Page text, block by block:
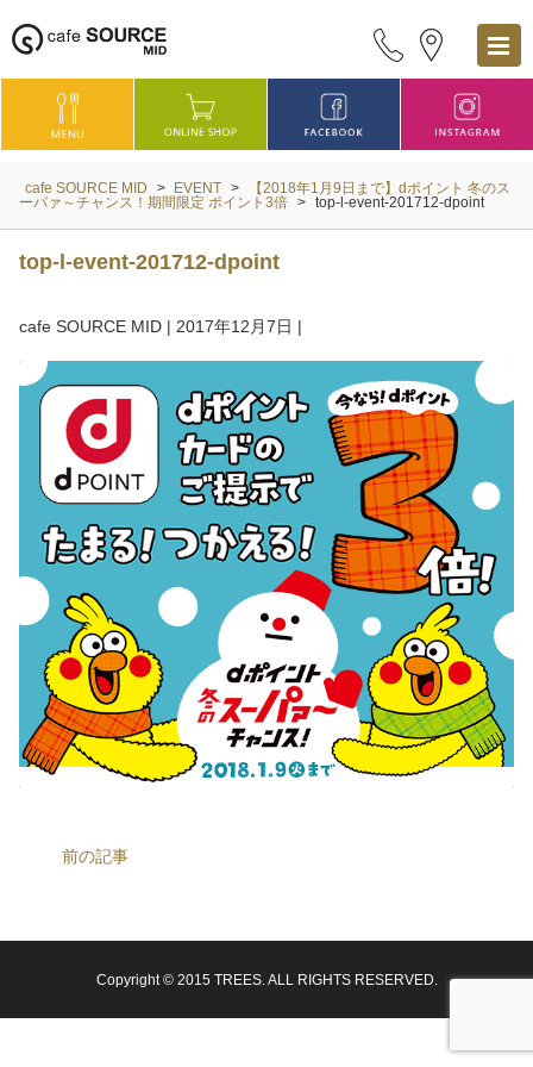
cafe SOURCE MID > EVENT >
【2018年1月9日まで】dポイント 冬のス
ーパァ～チャンス！期間限定 ポイント3倍 > top-l-event-201712-dpoint
top-l-event-201712-dpoint
cafe SOURCE MID | 2017年12月7日 |
前の記事
Copyright © 2015 TREES. ALL RIGHTS RESERVED.